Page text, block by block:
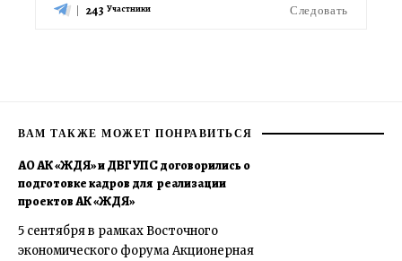
243 Участники Следовать
ВАМ ТАКЖЕ МОЖЕТ ПОНРАВИТЬСЯ
АО АК «ЖДЯ» и ДВГУПС договорились о
подготовке кадров для реализации
проектов АК «ЖДЯ»
5 сентября в рамках Восточного
экономического форума Акционерная